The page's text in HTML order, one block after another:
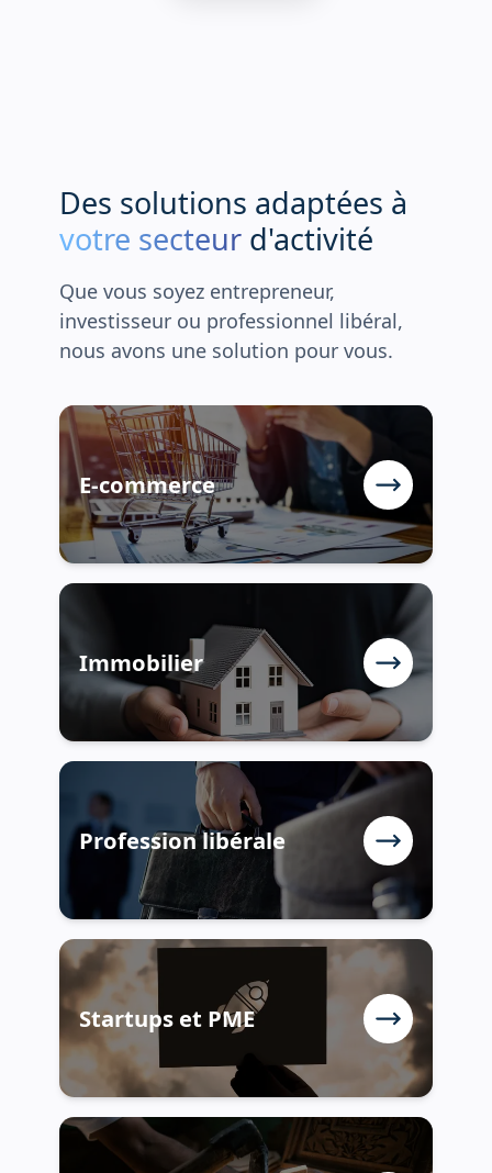
Des solutions adaptées à
votre secteur d'activité
Que vous soyez entrepreneur,
investisseur ou professionnel libéral,
nous avons une solution pour vous.
E-commerce
Immobilier
Profession libérale
Startups et PME